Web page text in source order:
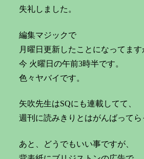
失礼しました。
編集マジックで
月曜日更新したことになってます
今 火曜日の午前3時半です。
色々ヤバイです。
矢吹先生はSQにも連載してて、
週刊に読みきりとはがんばってら
あと、どうでもいい事ですが、